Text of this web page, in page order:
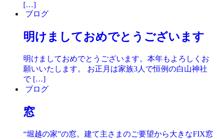
[…]
ブログ
明けましておめでとうございます
明けましておめでとうございます。本年もよろしくお
願いいたします。 お正月は家族3人で恒例の白山神社
で […]
ブログ
窓
“堀越の家”の窓。建て主さまのご要望から大きなFIX窓